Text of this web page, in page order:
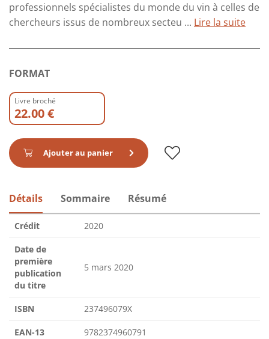
professionnels spécialistes du monde du vin à celles de
chercheurs issus de nombreux secteu ... Lire la suite
FORMAT
Livre broché
22.00 €
Ajouter au panier
Détails Sommaire Résumé
Crédit 2020
Date de
première
publication
du titre
5 mars 2020
ISBN 237496079X
EAN-13 9782374960791